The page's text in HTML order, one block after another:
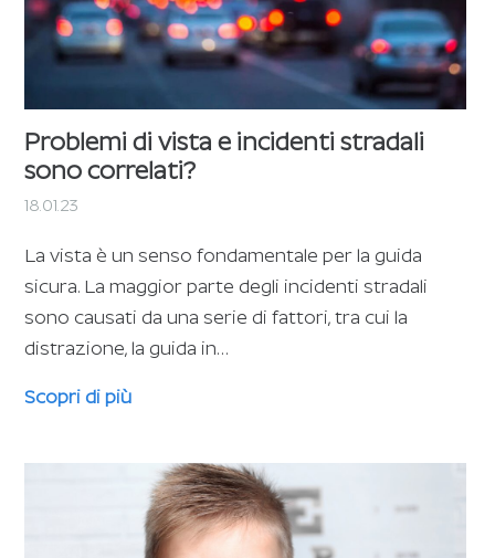
Problemi di vista e incidenti stradali
sono correlati?
18.01.23
La vista è un senso fondamentale per la guida
sicura. La maggior parte degli incidenti stradali
sono causati da una serie di fattori, tra cui la
distrazione, la guida in…
Scopri di più